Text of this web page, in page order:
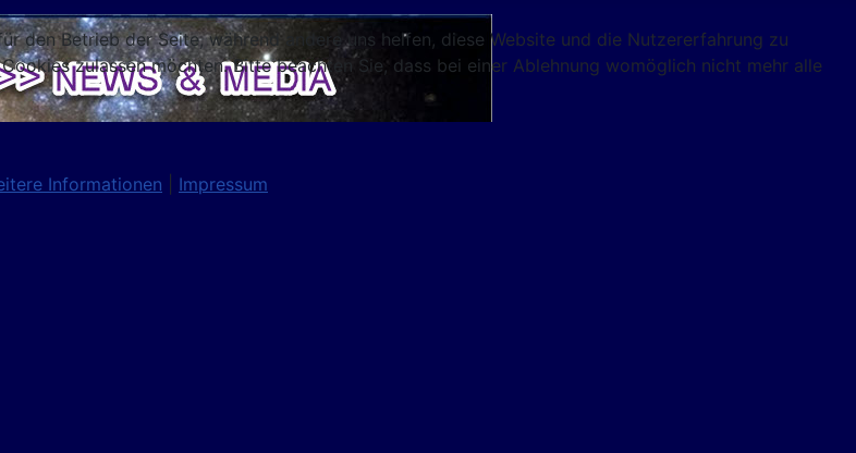
den Betrieb der Seite, während andere uns helfen, diese Website und die Nutzererfahrung zu
zulassen möchten. Bitte beachten Sie, dass bei einer Ablehnung womöglich nicht mehr alle
Informationen
Impressum